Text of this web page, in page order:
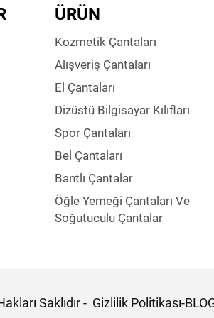
ÜRÜN
Kozmetik Çantaları
Alışveriş Çantaları
El Çantaları
Dizüstü Bilgisayar Kılıfları
Spor Çantaları
Bel Çantaları
Bantlı Çantalar
Öğle Yemeği Çantaları Ve
Soğutuculu Çantalar
Saklıdır - Gizlilik Politikası-